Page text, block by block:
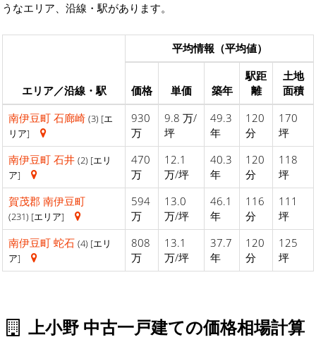
うなエリア、沿線・駅があります。
エリア／沿線・駅
平均情報（平均値）
価格 単価 築年
駅距
離
土地
面積
南伊豆町 石廊崎 (3) [エ
リア]
930
万
9.8 万/
坪
49.3
年
120
分
170
坪
南伊豆町 石井 (2) [エリ
ア]
470
万
12.1
万/坪
40.3
年
120
分
118
坪
賀茂郡 南伊豆町
(231) [エリア]
594
万
13.0
万/坪
46.1
年
116
分
111
坪
南伊豆町 蛇石 (4) [エリ
ア]
808
万
13.1
万/坪
37.7
年
120
分
125
坪
上小野 中古一戸建ての価格相場計算